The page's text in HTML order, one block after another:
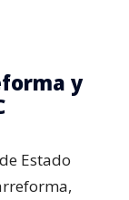
y
Estado